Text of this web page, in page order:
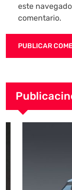
este
comentario.